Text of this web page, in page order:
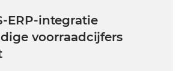
ERP-integratie
voorraadcijfers